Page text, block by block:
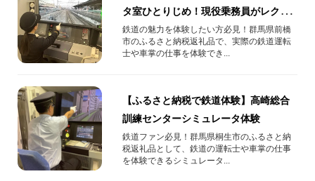
タ室ひとりじめ！現役乗務員がレクチ
ャー！あなたの運転で出発進行！
鉄道の魅力を体験したい方必見！群馬県前橋
市のふるさと納税返礼品で、実際の鉄道運転
士や車掌の仕事を体験でき...
【ふるさと納税で鉄道体験】高崎総合
訓練センターシミュレータ体験
鉄道ファン必見！群馬県桐生市のふるさと納
税返礼品として、鉄道の運転士や車掌の仕事
を体験できるシミュレータ...